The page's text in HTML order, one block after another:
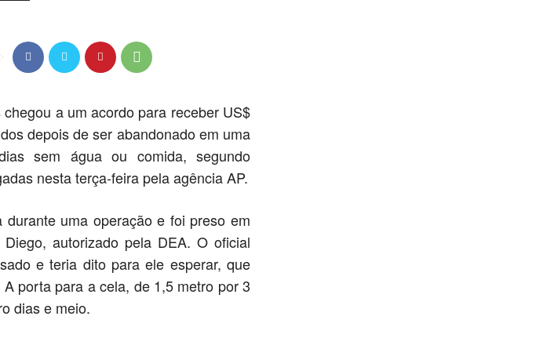
a um acordo para receber US$
depois de ser abandonado em uma
sem água ou comida, segundo
nesta terça-feira pela agência AP.
uma operação e foi preso em
autorizado pela DEA. O oficial
e teria dito para ele esperar, que
porta para a cela, de 1,5 metro por 3
dias e meio.